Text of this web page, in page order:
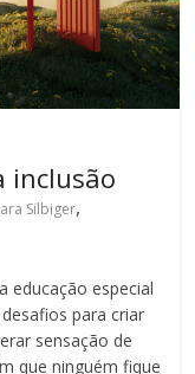
inclusão
Silbiger,
educação especial
para criar
sensação de
que ninguém fique